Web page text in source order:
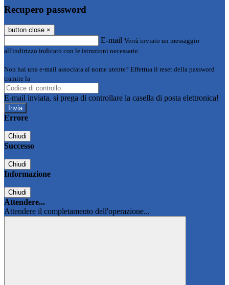
Recupero password
button close ×
E-mail Verrà inviato un messaggio
all'indirizzo indicato con le istruzioni necessarie.
Non hai una e-mail associata al nome utente? Effettua il reset della password
tramite la
E-mail inviata, si prega di controllare la casella di posta elettronica!
Errore
Chiudi
Successo
Chiudi
Informazione
Chiudi
Attendere...
Attendere il completamento dell'operazione...